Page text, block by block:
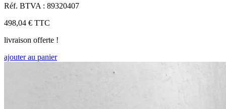
Réf. BTVA : 89320407
498,04 € TTC
livraison offerte !
ajouter au panier